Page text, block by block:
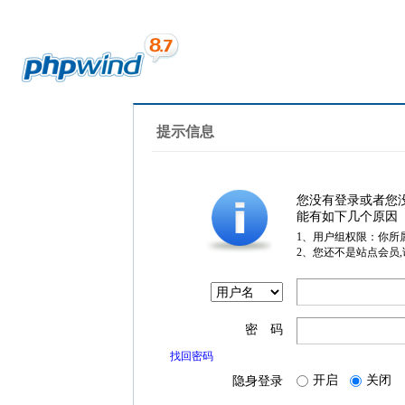
提示信息
您没有登录或者您
能有如下几个原因
1、用户组权限：你所
2、您还不是站点会员
密 码
找回密码
隐身登录 开启 关闭